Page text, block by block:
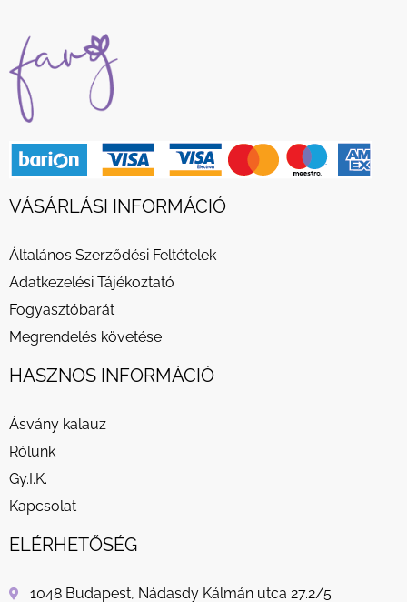
VÁSÁRLÁSI INFORMÁCIÓ
Általános Szerződési Feltételek
Adatkezelési Tájékoztató
Fogyasztóbarát
Megrendelés követése
HASZNOS INFORMÁCIÓ
Ásvány kalauz
Rólunk
Gy.I.K.
Kapcsolat
ELÉRHETŐSÉG
1048 Budapest, Nádasdy Kálmán utca 27.2/5.